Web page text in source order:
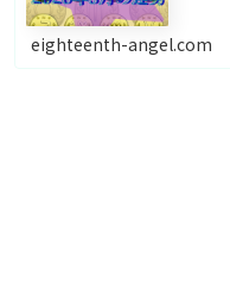
eighteenth-angel.com